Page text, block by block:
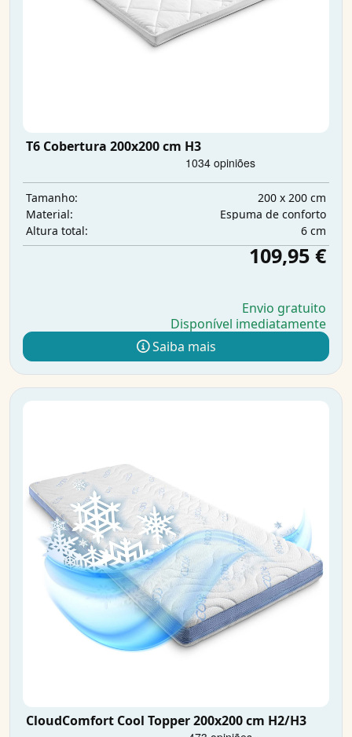
T6 Cobertura 200x200 cm H3
Tamanho:
200 x 200 cm
Material:
Espuma de conforto
Altura total:
6 cm
109,95 €
Envio gratuito
Disponível imediatamente
Saiba mais
CloudComfort Cool Topper 200x200 cm H2/H3